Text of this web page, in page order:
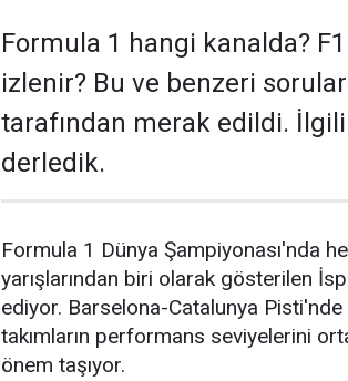
Formula 1 hangi kanalda?
izlenir? Bu ve benzeri
tarafından merak edildi.
derledik.
Formula 1 Dünya Şampiyonası'nda
yarışlarından biri olarak gösterilen
ediyor. Barselona-Catalunya
takımların performans seviyelerini
önem taşıyor.